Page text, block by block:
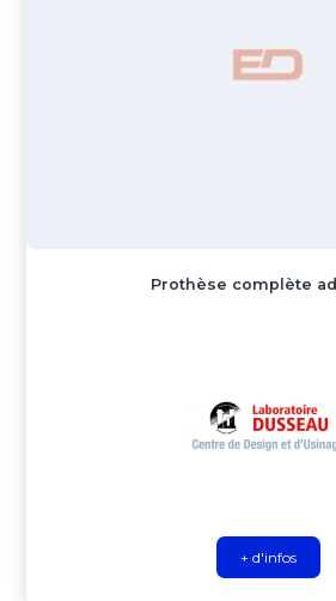
Prothèse complète
+ d'infos